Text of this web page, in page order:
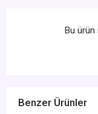
Bu ürün
Benzer Ürünler